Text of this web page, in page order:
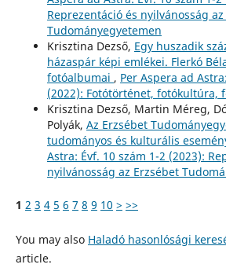
Reprezentáció és nyilvánosság
Tudományegyetemen
Krisztina Dezső, Egy huszadik
házaspár képi emlékei. Flerkó
fotóalbumai , Per Aspera ad
(2022): Fotótörténet, fotókultúra,
Krisztina Dezső, Martin Méreg,
Polyák, Az Erzsébet
tudományos és kulturális
Astra: Évf. 10 szám 1-2 (2023):
nyilvánosság az Erzsébet
1 2 3 4 5 6 7 8 9 10 > >>
You may also Haladó hasonlósági
article.